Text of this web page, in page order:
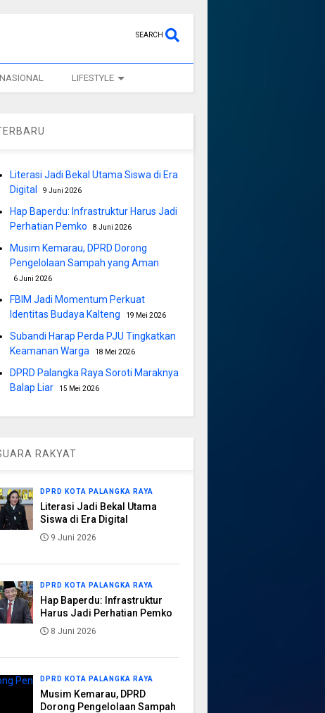
SEARCH
NASIONAL LIFESTYLE
Literasi Jadi Bekal Utama Siswa di Era
Digital
9 Juni 2026
Hap Baperdu: Infrastruktur Harus Jadi
Perhatian Pemko
8 Juni 2026
Musim Kemarau, DPRD Dorong
Pengelolaan Sampah yang Aman
6 Juni 2026
FBIM Jadi Momentum Perkuat
Identitas Budaya Kalteng
19 Mei 2026
Subandi Harap Perda PJU Tingkatkan
Keamanan Warga
18 Mei 2026
DPRD Palangka Raya Soroti Maraknya
Balap Liar
15 Mei 2026
RAKYAT
DPRD KOTA PALANGKA RAYA
Literasi Jadi Bekal Utama
Siswa di Era Digital
9 Juni 2026
DPRD KOTA PALANGKA RAYA
Hap Baperdu: Infrastruktur
Harus Jadi Perhatian Pemko
8 Juni 2026
DPRD KOTA PALANGKA RAYA
Musim Kemarau, DPRD
Dorong Pengelolaan Sampah